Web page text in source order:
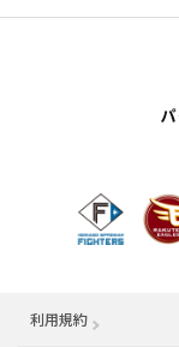
利用規約